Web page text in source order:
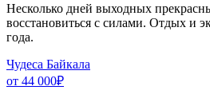
Несколько дней выходных
восстановиться с силами. Отдых и
года.
Чудеса Байкала
от 44 000₽